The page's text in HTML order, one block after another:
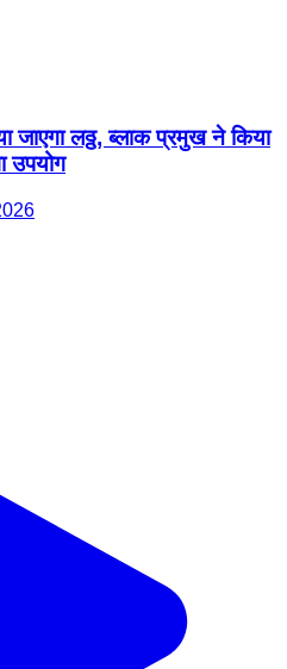
जाएगा लठ्ठ, ब्लाक प्रमुख ने किया
उपयोग